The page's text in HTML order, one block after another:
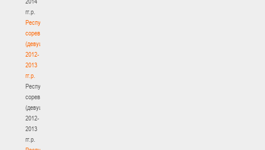
гг.р.
Республиканские
соревнования
(девушки)
2012-
2013
гг.р.
Республиканские
соревнования
(девушки)
2012-
2013
гг.р.